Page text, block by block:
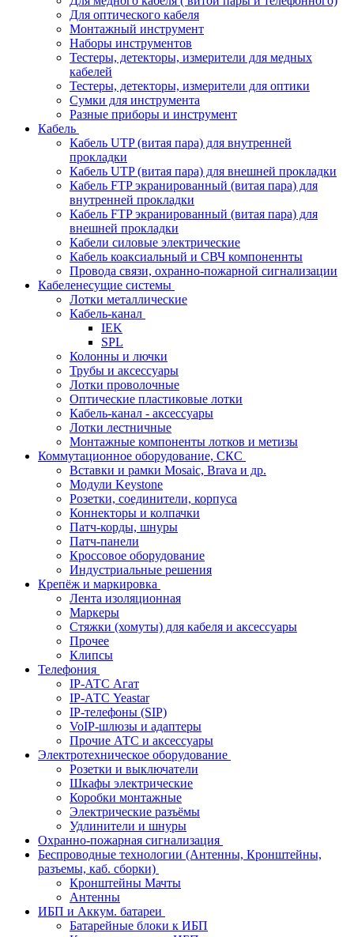
Для оптического кабеля
Монтажный инструмент
Наборы инструментов
Тестеры, детекторы, измерители для медных
кабелей
Тестеры, детекторы, измерители для оптики
Сумки для инструмента
Разные приборы и инструмент
Кабель
Кабель UTP (витая пара) для внутренней
прокладки
Кабель UTP (витая пара) для внешней прокладки
Кабель FTP экранированный (витая пара) для
внутренней прокладки
Кабель FTP экранированный (витая пара) для
внешней прокладки
Кабели силовые электрические
Кабель коаксиальный и СВЧ компоненнты
Провода связи, охранно-пожарной сигнализации
Кабеленесущие системы
Лотки металлические
Кабель-канал
IEK
SPL
Колонны и лючки
Трубы и аксессуары
Лотки проволочные
Оптические пластиковые лотки
Кабель-канал - аксессуары
Лотки лестничные
Монтажные компоненты лотков и метизы
Коммутационное оборудование, СКС
Вставки и рамки Mosaic, Brava и др.
Модули Keystone
Розетки, соединители, корпуса
Коннекторы и колпачки
Патч-корды, шнуры
Патч-панели
Кроссовое оборудование
Индустриальные решения
Крепёж и маркировка
Лента изоляционная
Маркеры
Стяжки (хомуты) для кабеля и аксессуары
Прочее
Клипсы
Телефония
IP-АТС Агат
IP-АТС Yeastar
IP-телефоны (SIP)
VoIP-шлюзы и адаптеры
Прочие АТС и аксессуары
Электротехническое оборудование
Розетки и выключатели
Шкафы электрические
Коробки монтажные
Электрические разъёмы
Удлинители и шнуры
Охранно-пожарная сигнализация
Беспроводные технологии (Антенны, Кронштейны,
разъемы, каб. сборки)
Кронштейны Мачты
Антенны
ИБП и Аккум. батареи
Батарейные блоки к ИБП